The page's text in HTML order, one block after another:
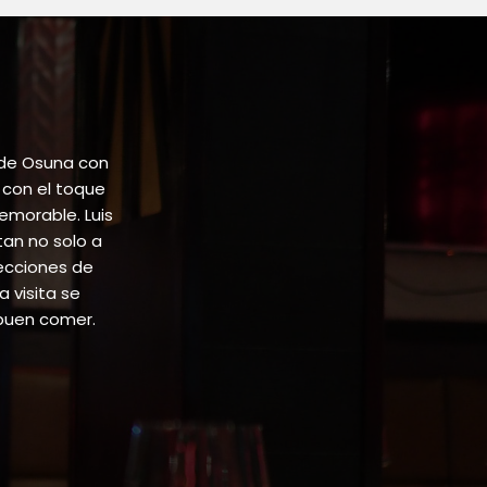
Osuna con
el toque
Luis
no solo a
de
visita se
comer.